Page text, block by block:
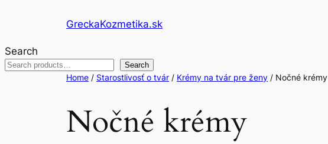
GreckaKozmetika.sk
Search
Search
Home / Starostlivosť o tvár / Krémy na tvár pre ženy / Nočné krémy
Nočné krémy